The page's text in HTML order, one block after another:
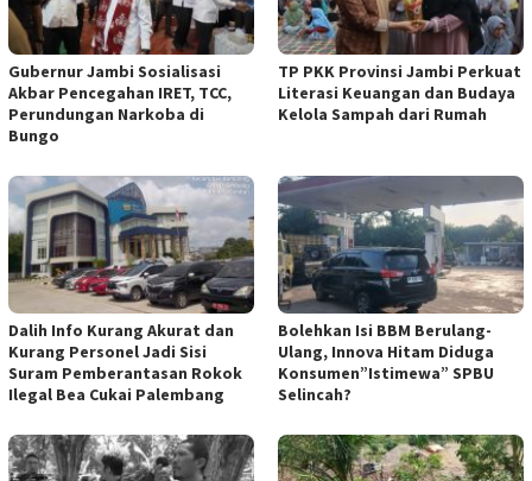
Gubernur Jambi Sosialisasi
Akbar Pencegahan IRET, TCC,
Perundungan Narkoba di
Bungo
TP PKK Provinsi Jambi Perkuat
Literasi Keuangan dan Budaya
Kelola Sampah dari Rumah
Dalih Info Kurang Akurat dan
Kurang Personel Jadi Sisi
Suram Pemberantasan Rokok
Ilegal Bea Cukai Palembang
Bolehkan Isi BBM Berulang-
Ulang, Innova Hitam Diduga
Konsumen”Istimewa” SPBU
Selincah?